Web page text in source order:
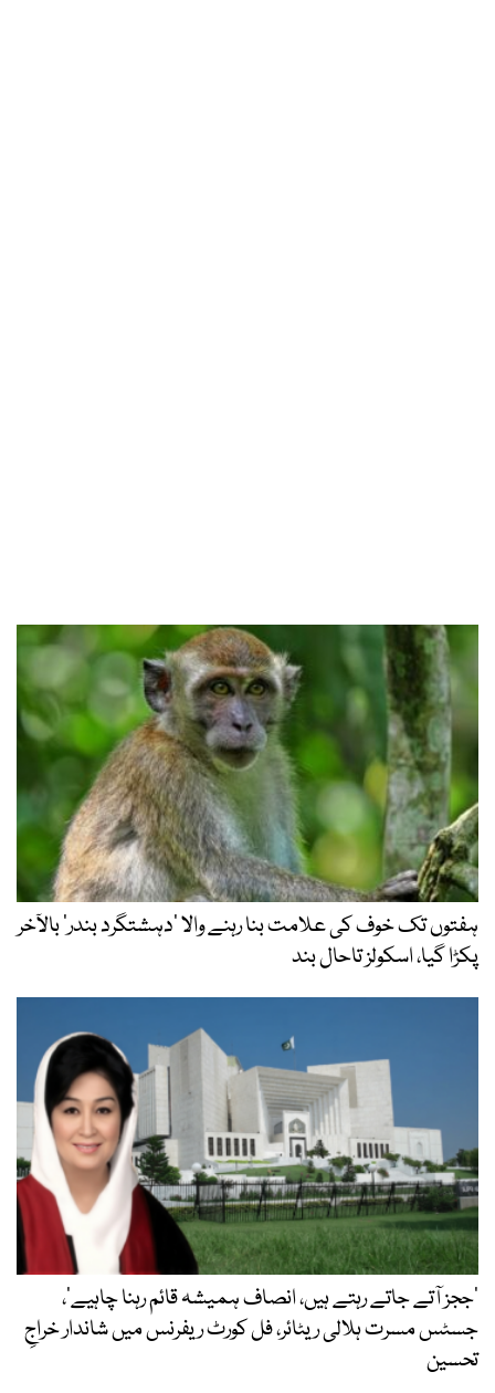
ہفتوں تک خوف کی علامت بنا رہنے والا ‘دہشتگرد بندر’ بالآخر
پکڑا گیا، اسکولز تاحال بند
’ججز آتے جاتے رہتے ہیں، انصاف ہمیشہ قائم رہنا چاہیے‘،
جسٹس مسرت ہلالی ریٹائر، فل کورٹ ریفرنس میں شاندار خراجِ
تحسین